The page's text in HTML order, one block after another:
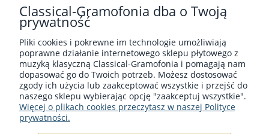
Płyty winylowe z muzyka klasyczną - Sklep płytowy
classical-gramofonia.com
Copyright © 2022 - 2026 CLASSICAL-GRAMOFONIA
Classical-Gramofonia dba o Twoją
prywatność
Pliki cookies i pokrewne im technologie umożliwiają
poprawne działanie internetowego sklepu płytowego z
muzyką klasyczną Classical-Gramofonia i pomagają nam
dopasować go do Twoich potrzeb. Możesz dostosować
zgody ich użycia lub zaakceptować wszystkie i przejść do
naszego sklepu wybierając opcję "zaakceptuj wszystkie".
Więcej o plikach cookies przeczytasz w naszej Polityce
prywatności.